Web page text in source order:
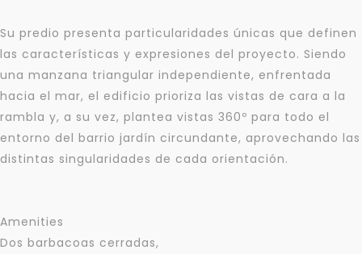
Su predio presenta particularidades únicas que definen
las características y expresiones del proyecto. Siendo
una manzana triangular independiente, enfrentada
hacia el mar, el edificio prioriza las vistas de cara a la
rambla y, a su vez, plantea vistas 360º para todo el
entorno del barrio jardín circundante, aprovechando las
distintas singularidades de cada orientación.
Amenities
Dos barbacoas cerradas,